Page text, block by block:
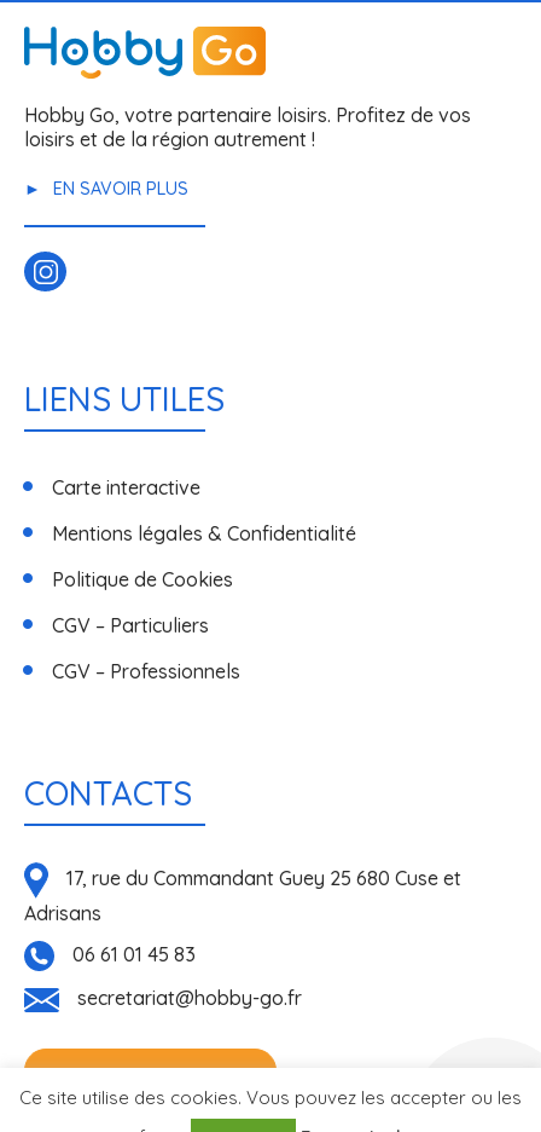
Hobby Go, votre partenaire loisirs. Profitez de vos
loisirs et de la région autrement !
EN SAVOIR PLUS
LIENS UTILES
Carte interactive
Mentions légales & Confidentialité
Politique de Cookies
CGV – Particuliers
CGV – Professionnels
CONTACTS
17, rue du Commandant Guey 25 680 Cuse et
Adrisans
06 61 01 45 83
secretariat@hobby-go.fr
NOUS CONTACTER
par l'agence
Ce site utilise des cookies. Vous pouvez les accepter ou les